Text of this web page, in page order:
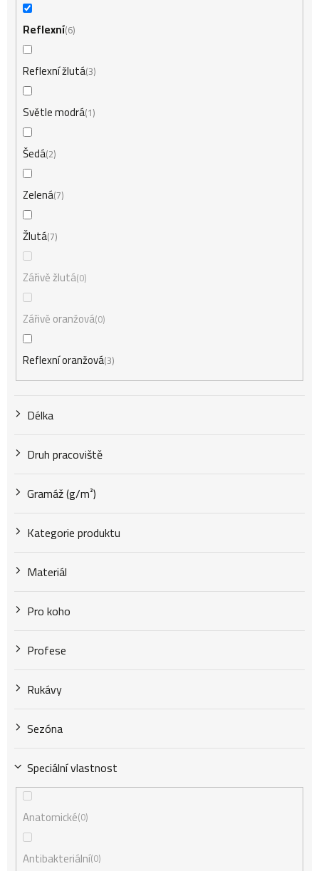
Reflexní 6
Reflexní žlutá3
Světle modrá 1
Šedá 2
Zelená7
Žlutá7
Zářivě žlutá 0
Zářivě oranžová 0
Reflexní oranžová3
Délka
Druh pracoviště
Gramáž (g/m²)
Kategorie produktu
Materiál
Pro koho
Profese
Rukávy
Sezóna
Speciální vlastnost
Anatomické 0
Antibakteriální0